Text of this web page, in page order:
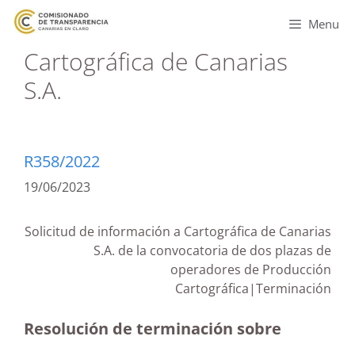
Menu
Cartográfica de Canarias
S.A.
R358/2022
19/06/2023
Solicitud de información a Cartográfica de Canarias
S.A. de la convocatoria de dos plazas de
operadores de Producción
Cartográfica|Terminación
Resolución de terminación sobre